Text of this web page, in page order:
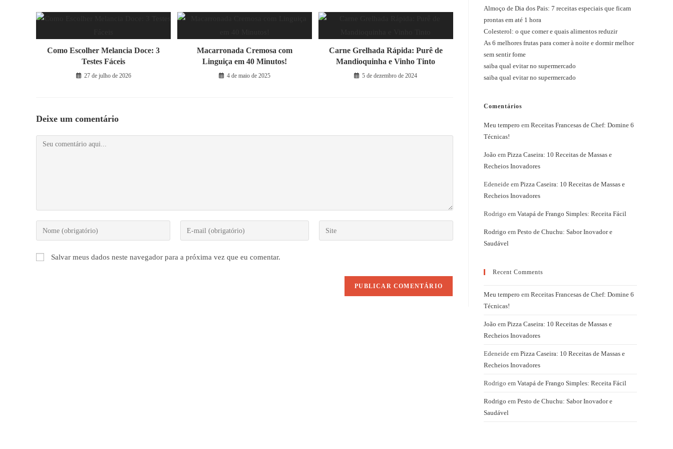
Como Escolher Melancia Doce: 3
Testes Fáceis
27 de julho de 2026
Macarronada Cremosa com
Linguiça em 40 Minutos!
4 de maio de 2025
Carne Grelhada Rápida: Purê de
Mandioquinha e Vinho Tinto
5 de dezembro de 2024
Deixe um comentário
Comentário
Digite
seu
nome
Digite
seu
Digite
o
Salvar meus dados neste navegador para a próxima vez que eu comentar.
Almoço de Dia dos Pais: 7 receitas especiais que ficam
prontas em até 1 hora
Colesterol: o que comer e quais alimentos reduzir
As 6 melhores frutas para comer à noite e dormir melhor
sem sentir fome
saiba qual evitar no supermercado
saiba qual evitar no supermercado
Comentários
Meu tempero em Receitas Francesas de Chef: Domine 6
Técnicas!
João em Pizza Caseira: 10 Receitas de Massas e
Recheios Inovadores
Edeneide em Pizza Caseira: 10 Receitas de Massas e
Recheios Inovadores
Rodrigo em Vatapá de Frango Simples: Receita Fácil
Rodrigo em Pesto de Chuchu: Sabor Inovador e
Saudável
Recent Comments
Meu tempero em Receitas Francesas de Chef: Domine 6
Técnicas!
João em Pizza Caseira: 10 Receitas de Massas e
Recheios Inovadores
Edeneide em Pizza Caseira: 10 Receitas de Massas e
Recheios Inovadores
Rodrigo em Vatapá de Frango Simples: Receita Fácil
Rodrigo em Pesto de Chuchu: Sabor Inovador e
Saudável